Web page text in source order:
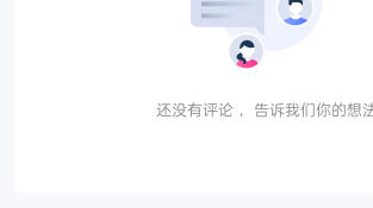
还没有评论， 告诉我们你的想